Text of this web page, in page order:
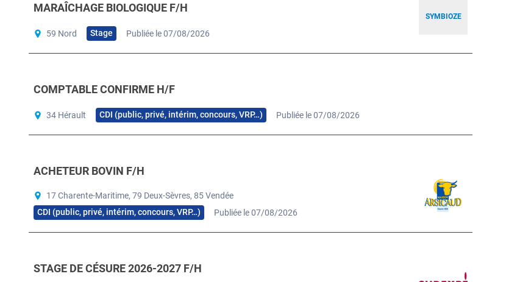
SYMBIOZE
MARAÎCHAGE BIOLOGIQUE F/H
59 Nord Stage Publiée le 07/08/2026
COMPTABLE CONFIRME H/F
34 Hérault CDI (public, privé, intérim, concours, VRP…) Publiée le 07/08/2026
ACHETEUR BOVIN F/H
17 Charente-Maritime, 79 Deux-Sèvres, 85 Vendée
CDI (public, privé, intérim, concours, VRP…)
Publiée le 07/08/2026
STAGE DE CÉSURE 2026-2027 F/H